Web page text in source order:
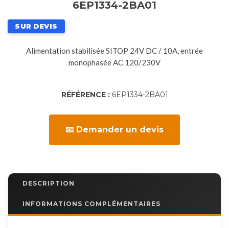
6EP1334-2BA01
SUR DEVIS
Alimentation stabilisée SITOP 24V DC / 10A, entrée
monophasée AC 120/230V
RÉFÉRENCE : 6EP1334-2BA01
📧 Demander un devis
DESCRIPTION
INFORMATIONS COMPLÉMENTAIRES